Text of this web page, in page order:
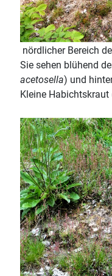
nördlicher Bereich
Sie sehen blühend
acetosella) und
Kleine Habichtskraut